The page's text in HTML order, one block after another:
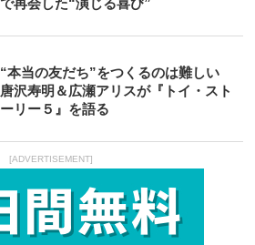
で再会した“演じる喜び”
“本当の友だち”をつくるのは難しい
唐沢寿明＆広瀬アリスが『トイ・スト
ーリー５』を語る
[ADVERTISEMENT]